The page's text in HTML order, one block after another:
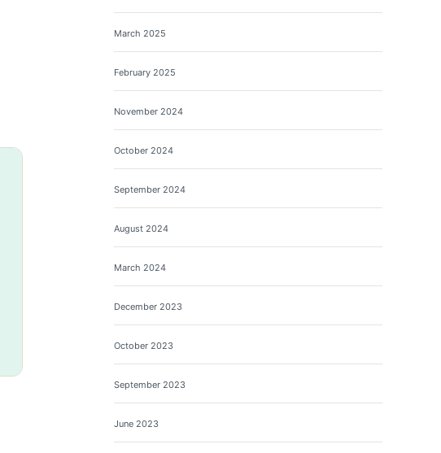
March 2025
February 2025
November 2024
October 2024
September 2024
August 2024
March 2024
December 2023
October 2023
September 2023
June 2023